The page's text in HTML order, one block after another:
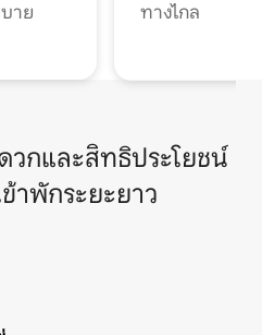
าย
ทางไกล
วกและสิทธิประโยชน์
าพักระยะยาว